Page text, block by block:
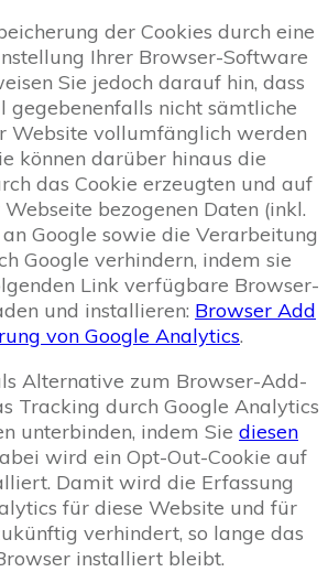
der Cookies durch eine
Ihrer Browser-Software
Sie jedoch darauf hin, dass
gegebenenfalls nicht sämtliche
Website vollumfänglich werden
können darüber hinaus die
das Cookie erzeugten und auf
bezogenen Daten (inkl.
Google sowie die Verarbeitung
Google verhindern, indem sie
Link verfügbare Browser-
und installieren: Browser Add
von Google Analytics.
Alternative zum Browser-Add-
Tracking durch Google Analytics
unterbinden, indem Sie diesen
wird ein Opt-Out-Cookie auf
Damit wird die Erfassung
für diese Website und für
verhindert, so lange das
installiert bleibt.